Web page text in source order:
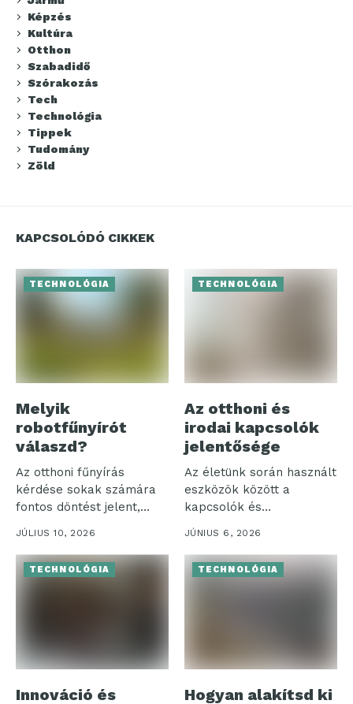
Képzés
Kultúra
Otthon
Szabadidő
Szórakozás
Tech
Technológia
Tippek
Tudomány
Zöld
KAPCSOLÓDÓ CIKKEK
TECHNOLÓGIA
Melyik
robotfűnyírót
válaszd?
Az otthoni fűnyírás
kérdése sokak számára
fontos döntést jelent,
különösen, amikor a...
JÚLIUS 10, 2026
TECHNOLÓGIA
Az otthoni és
irodai kapcsolók
jelentősége
Az életünk során használt
eszközök között a
kapcsolók és
szerelvények különösen
jelentős...
JÚNIUS 6, 2026
TECHNOLÓGIA
Innováció és
TECHNOLÓGIA
Hogyan alakítsd ki